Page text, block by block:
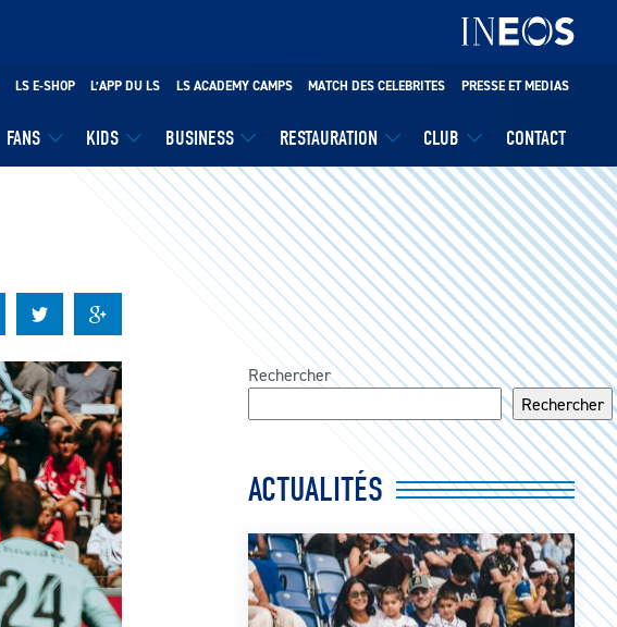
FANS KIDS BUSINESS RESTAURATION CLUB CONTACT
LS E-SHOP L’APP DU LS LS ACADEMY CAMPS MATCH DES CELEBRITES PRESSE ET MEDIAS
Rechercher
Rechercher
ACTUALITÉS